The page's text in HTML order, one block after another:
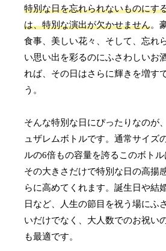
特別な日を忘れられないものにす
は、特別な演出が欠かせません。
食事、美しい花々、そして、忘れ
い思い出を彩るのにふさわしいお
れば、その日はさらに輝きを増す
う。
そんな特別な日にぴったりなのが
ュザレムボトルです。通常サイズ
ルの6倍もの容量を誇るこのボトル
その大きさだけで特別な日の高揚
らに高めてくれます。誕生日や結
日など、人生の節目を祝う場にふ
いだけでなく、大人数でのお祝い
も最適です。